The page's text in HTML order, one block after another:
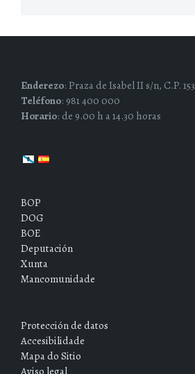
Enderezo: Praza de Isabel II s/n, C.P.
Teléfono: 981 400 000
Horario: de 9.00 h a 14.30 horas
BOP
DOG
BOE
Deputación
Xunta
Mancomunidade
Protección de datos
Accesibilidade
Mapa do Sitio
Aviso legal